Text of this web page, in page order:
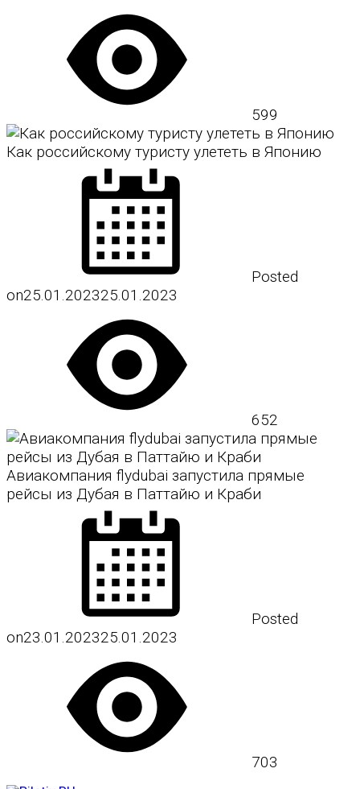
599
Как российскому туристу улететь в Японию
Posted
on25.01.202325.01.2023
652
Авиакомпания flydubai запустила прямые
рейсы из Дубая в Паттайю и Краби
Posted
on23.01.202325.01.2023
703